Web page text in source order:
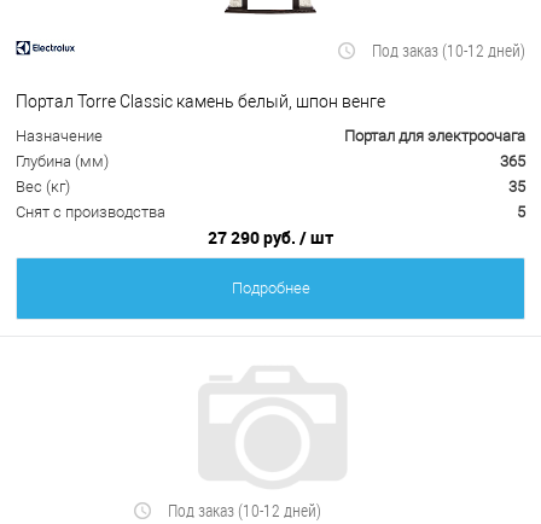
Под заказ (10-12 дней)
Портал Torre Classic камень белый, шпон венге
Назначение
Портал для электроочага
Глубина (мм)
365
Вес (кг)
35
Снят с производства
5
27 290 руб. / шт
Подробнее
Под заказ (10-12 дней)